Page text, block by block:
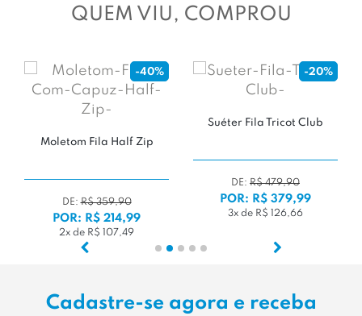
QUEM VIU, COMPROU
-40%
Moletom Fila Half Zip
DE:R$ 359,90
POR: R$ 214,99
2x de R$ 107,49
-20%
Suéter Fila Tricot Club
DE: R$ 479,90
POR: R$ 379,99
3x de R$ 126,66
Cadastre-se agora e receba